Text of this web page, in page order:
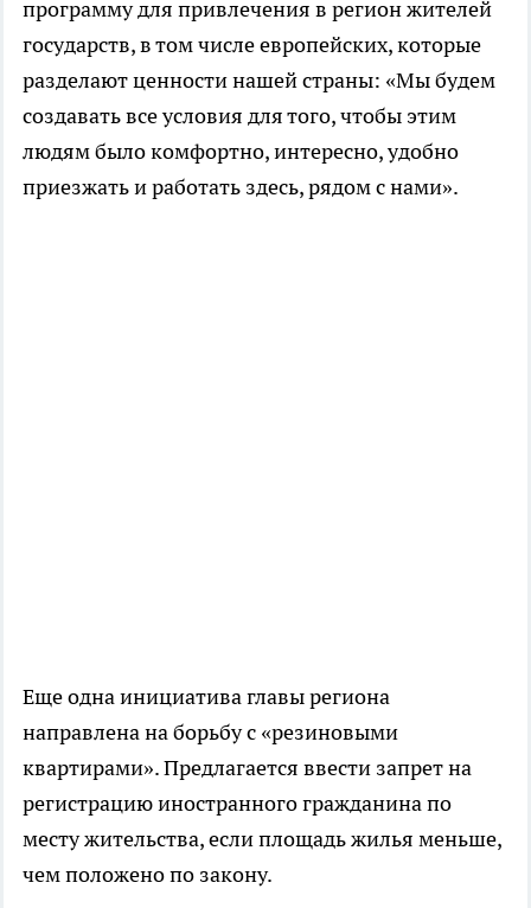
программу для привлечения в регион жителей
государств, в том числе европейских, которые
разделают ценности нашей страны: «Мы будем
создавать все условия для того, чтобы этим
людям было комфортно, интересно, удобно
приезжать и работать здесь, рядом с нами».
Еще одна инициатива главы региона
направлена на борьбу с «резиновыми
квартирами». Предлагается ввести запрет на
регистрацию иностранного гражданина по
месту жительства, если площадь жилья меньше,
чем положено по закону.